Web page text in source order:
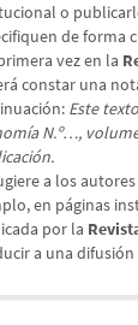
o
de forma
vez en la
constar una
Este
N.º…,
a los
en páginas
por la
a una